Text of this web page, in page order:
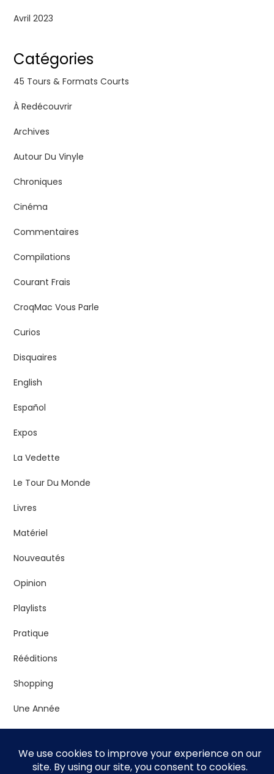
Avril 2023
Catégories
45 Tours & Formats Courts
À Redécouvrir
Archives
Autour Du Vinyle
Chroniques
Cinéma
Commentaires
Compilations
Courant Frais
CroqMac Vous Parle
Curios
Disquaires
English
Español
Expos
La Vedette
Le Tour Du Monde
Livres
Matériel
Nouveautés
Opinion
Playlists
Pratique
Rééditions
Shopping
Une Année